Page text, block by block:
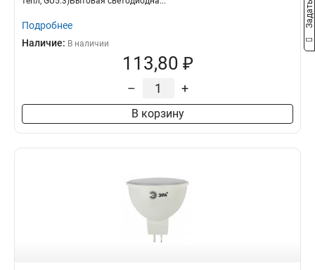
Подробнее
Наличие: В наличии
113,80 ₽
– +
В корзину